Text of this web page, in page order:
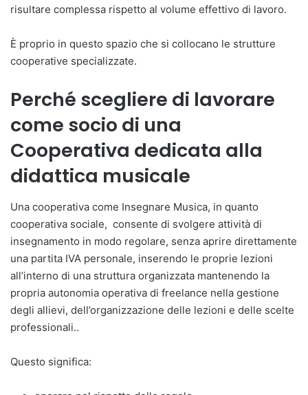
risultare complessa rispetto al volume effettivo di lavoro.
È proprio in questo spazio che si collocano le strutture
cooperative specializzate.
Perché scegliere di lavorare
come socio di una
Cooperativa dedicata alla
didattica musicale
Una cooperativa come Insegnare Musica, in quanto
cooperativa sociale, consente di svolgere attività di
insegnamento in modo regolare, senza aprire direttamente
una partita IVA personale, inserendo le proprie lezioni
all’interno di una struttura organizzata mantenendo la
propria autonomia operativa di freelance nella gestione
degli allievi, dell’organizzazione delle lezioni e delle scelte
professionali..
Questo significa: